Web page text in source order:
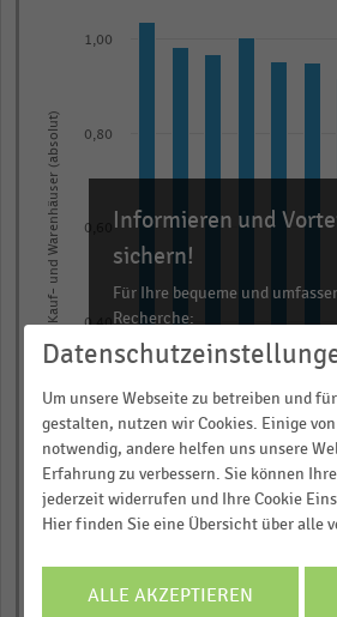
The
chart
has
axis
displaying
categories.
11
categories.
The
chart
has
Anzahl der Kauf- und Warenhäuser (absolut)
200920102011201220132014
0,20
0,40
0,60
0,80
1,00
Informieren und
sichern!
Für Ihre bequeme und
Recherche:
Über 300.000 Daten und
Rund 25.000 Statistiken
Download als Excel, PNG,
… und vieles mehr!
JETZT
Um unsere Webseite zu betreiben und
gestalten, nutzen wir Cookies. Einige
notwendig, andere helfen uns unsere
Erfahrung zu verbessern. Sie können
jederzeit widerrufen und Ihre Cookie
Hier finden Sie eine Übersicht über alle
ALLE AKZEPTIEREN